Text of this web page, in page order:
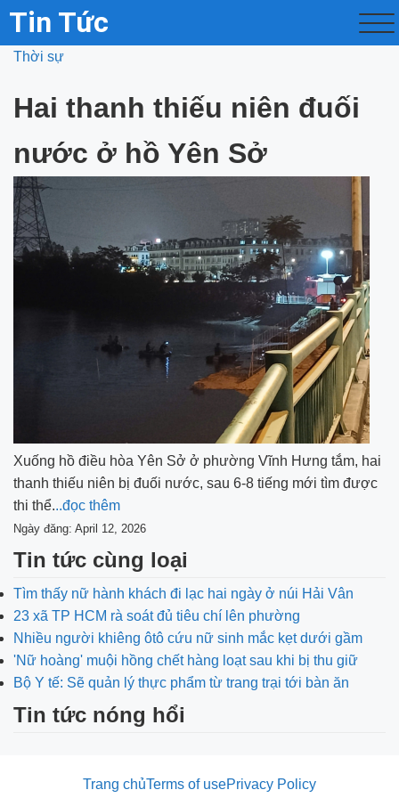
Tin Tức
Thời sự
Hai thanh thiếu niên đuối
nước ở hồ Yên Sở
Xuống hồ điều hòa Yên Sở ở phường Vĩnh Hưng tắm, hai
thanh thiếu niên bị đuối nước, sau 6-8 tiếng mới tìm được
thi thể...đọc thêm
Ngày đăng: April 12, 2026
Tin tức cùng loại
Tìm thấy nữ hành khách đi lạc hai ngày ở núi Hải Vân
23 xã TP HCM rà soát đủ tiêu chí lên phường
Nhiều người khiêng ôtô cứu nữ sinh mắc kẹt dưới gầm
'Nữ hoàng' muội hồng chết hàng loạt sau khi bị thu giữ
Bộ Y tế: Sẽ quản lý thực phẩm từ trang trại tới bàn ăn
Tin tức nóng hổi
Trang chủTerms of usePrivacy Policy